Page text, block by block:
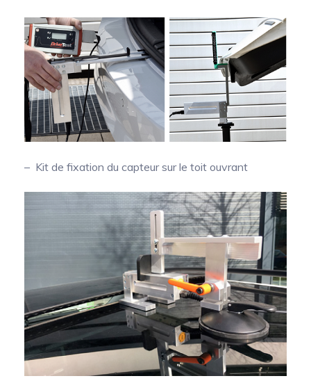
Kit de fixation du capteur sur le toit ouvrant